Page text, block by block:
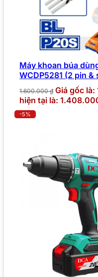
Máy khoan búa
WCDP5281 (2 pin &
1.600.000₫ Giá gốc
hiện tại là:
-5%